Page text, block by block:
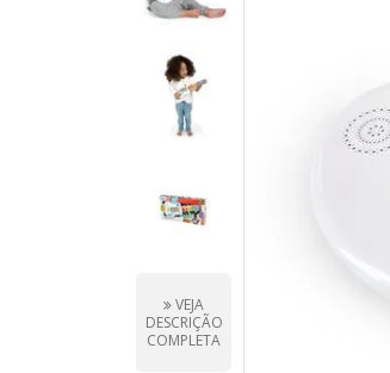
VEJA
DESCRIÇÃO
COMPLETA